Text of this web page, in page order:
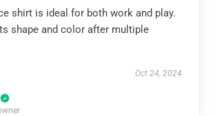
shirt is ideal for both work and play.
shape and color after multiple
Oct 24, 2024